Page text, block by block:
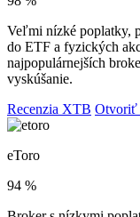
Veľmi nízké poplatky,
do ETF a fyzických
najpopulárnejších
vyskúšanie.
Recenzia XTB Otvoriť
eToro
94 %